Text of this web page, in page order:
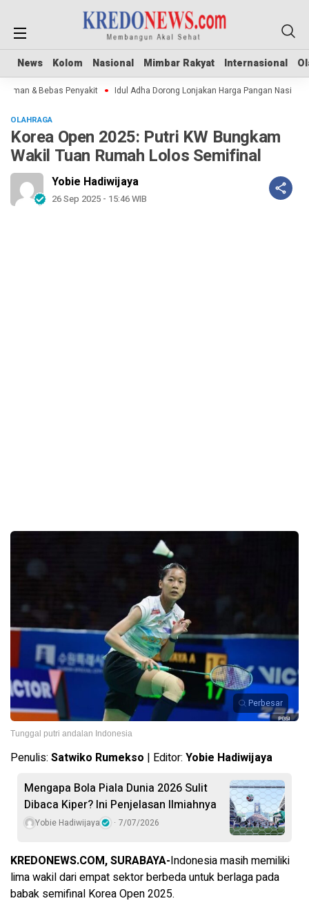
News Kolom Nasional Mimbar Rakyat Internasional
News Kolom Nasional Mimbar Rakyat Internasional
& Bebas Penyakit Idul Adha Dorong Lonjakan Harga Pangan Nasional
OLAHRAGA
Korea Open 2025: Putri KW Bungkam
Wakil Tuan Rumah Lolos Semifinal
Yobie Hadiwijaya
26 Sep 2025 - 15:46 WIB
Perbesar
Tunggal putri andalan Indonesia
Penulis: Satwiko Rumekso | Editor: Yobie Hadiwijaya
Mengapa Bola Piala Dunia 2026 Sulit
Dibaca Kiper? Ini Penjelasan Ilmiahnya
Yobie Hadiwijaya 7/07/2026
KREDONEWS.COM, SURABAYA-Indonesia masih memiliki
lima wakil dari empat sektor berbeda untuk berlaga pada
babak semifinal Korea Open 2025.